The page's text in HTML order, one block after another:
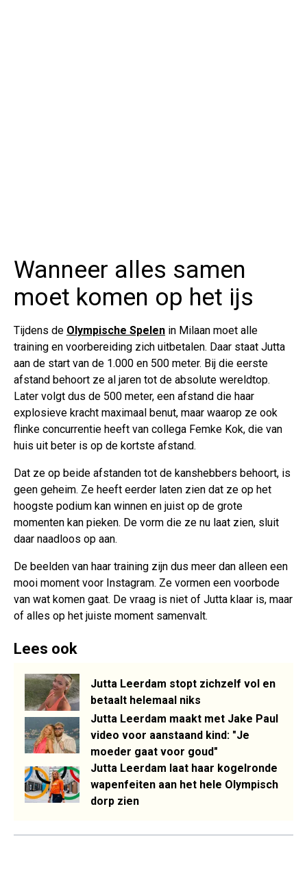
Wanneer alles samen
moet komen op het ijs
Tijdens de Olympische Spelen in Milaan moet alle
training en voorbereiding zich uitbetalen. Daar staat Jutta
aan de start van de 1.000 en 500 meter. Bij die eerste
afstand behoort ze al jaren tot de absolute wereldtop.
Later volgt dus de 500 meter, een afstand die haar
explosieve kracht maximaal benut, maar waarop ze ook
flinke concurrentie heeft van collega Femke Kok, die van
huis uit beter is op de kortste afstand.
Dat ze op beide afstanden tot de kanshebbers behoort, is
geen geheim. Ze heeft eerder laten zien dat ze op het
hoogste podium kan winnen en juist op de grote
momenten kan pieken. De vorm die ze nu laat zien, sluit
daar naadloos op aan.
De beelden van haar training zijn dus meer dan alleen een
mooi moment voor Instagram. Ze vormen een voorbode
van wat komen gaat. De vraag is niet of Jutta klaar is, maar
of alles op het juiste moment samenvalt.
Lees ook
Jutta Leerdam stopt zichzelf vol en
betaalt helemaal niks
Jutta Leerdam maakt met Jake Paul
video voor aanstaand kind: "Je
moeder gaat voor goud"
Jutta Leerdam laat haar kogelronde
wapenfeiten aan het hele Olympisch
dorp zien